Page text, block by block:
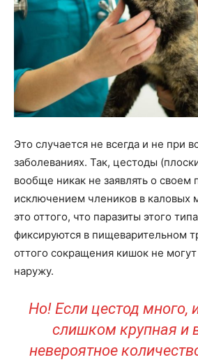
Это случается не всегда и не при
заболеваниях. Так, цестоды
вообще никак не заявлять о своем
исключением члеников в каловых
это оттого, что паразиты этого
фиксируются в пищеварительном
оттого сокращения кишок не
наружу.
Но! Если цестод много,
слишком крупная и
невероятное